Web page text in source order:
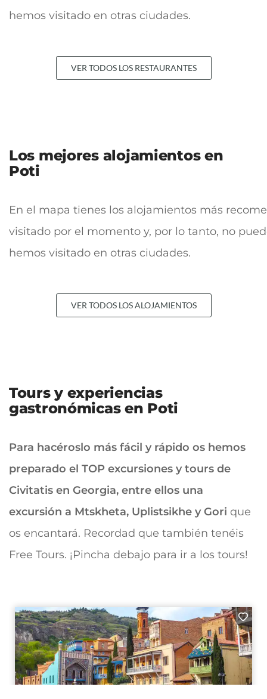
hemos visitado en otras ciudades.
VER TODOS LOS RESTAURANTES
Los mejores alojamientos en
Poti
En el mapa tienes los alojamientos más
visitado por el momento y, por lo tanto, no
hemos visitado en otras ciudades.
VER TODOS LOS ALOJAMIENTOS
Tours y experiencias
gastronómicas en Poti
Para hacéroslo más fácil y rápido os hemos
preparado el TOP excursiones y tours de
Civitatis en Georgia, entre ellos una
excursión a Mtskheta, Uplistsikhe y Gori que
os encantará. Recordad que también tenéis
Free Tours. ¡Pincha debajo para ir a los tours!